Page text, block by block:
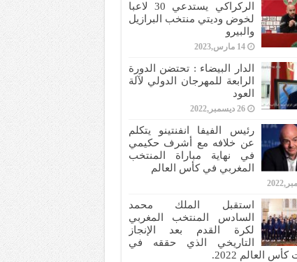
الركراكي يستدعي 30 لاعبا
لخوض وديتي منتخب البرازيل
والبيرو
14 مارس,2023
الدار البيضاء : تحتضن الدورة
الرابعة للمهرجان الدولي لآلة
العود
26 ديسمبر,2022
رئيس الفيفا انفنتينو يتكلم
عن خلافه مع أشرف حكيمي
في نهاية مباراة المنتخب
المغربي في كأس العالم
استقبل الملك محمد
السادس المنتخب المغربي
لكرة القدم بعد الإنجاز
التاريخي الذي حققه في
العالم 2022.